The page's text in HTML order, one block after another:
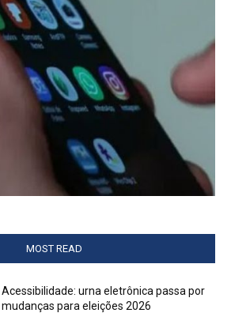
MOST READ
Acessibilidade: urna eletrônica passa por
mudanças para eleições 2026